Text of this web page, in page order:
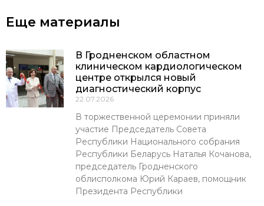
Еще материалы
В Гродненском областном
клиническом кардиологическом
центре открылся новый
диагностический корпус
22.07.2026
В торжественной церемонии приняли
участие Председатель Совета
Республики Национального собрания
Республики Беларусь Наталья Кочанова,
председатель Гродненского
облисполкома Юрий Караев, помощник
Президента Республики